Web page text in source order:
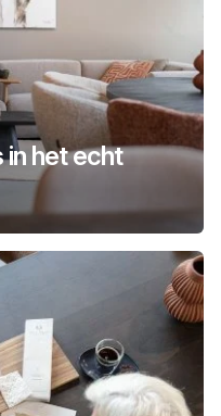
in het echt